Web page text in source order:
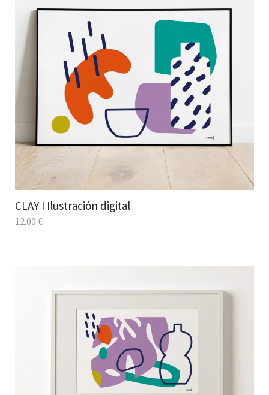
CLAY I Ilustración digital
12.00 €